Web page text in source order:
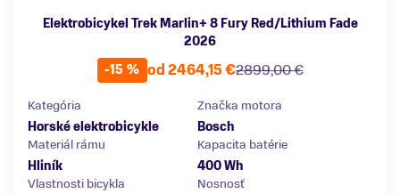
Elektrobicykel Trek Marlin+ 8 Fury Red/Lithium Fade
2026
-15 %
2899,00 €
od 2464,15 €
Kategória
Horské elektrobicykle
Značka motora
Bosch
Materiál rámu
Hliník
Kapacita batérie
400 Wh
Vlastnosti bicykla
Nosnosť